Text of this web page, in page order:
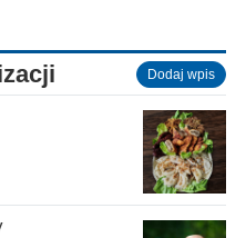
Dodaj wpis